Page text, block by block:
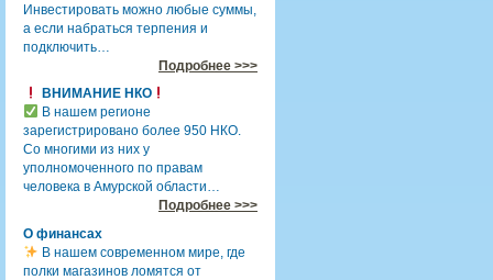
Инвестировать можно любые суммы,
а если набраться терпения и
подключить…
Подробнее >>>
ВНИМАНИЕ НКО
В нашем регионе
зарегистрировано более 950 НКО.
Со многими из них у
уполномоченного по правам
человека в Амурской области…
Подробнее >>>
О финансах
В нашем современном мире, где
полки магазинов ломятся от